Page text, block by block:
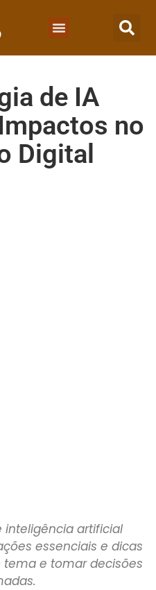
de IA
no
Digital
inteligência artificial
essenciais e dicas
e tomar decisões